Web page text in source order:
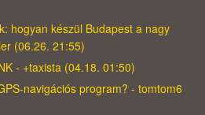
hogyan készül Budapest a nagy
(06.26. 21:55)
- +taxista (04.18. 01:50)
navigációs program? - tomtom6